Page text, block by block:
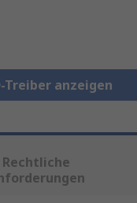
Treiber anzeigen
Rechtliche